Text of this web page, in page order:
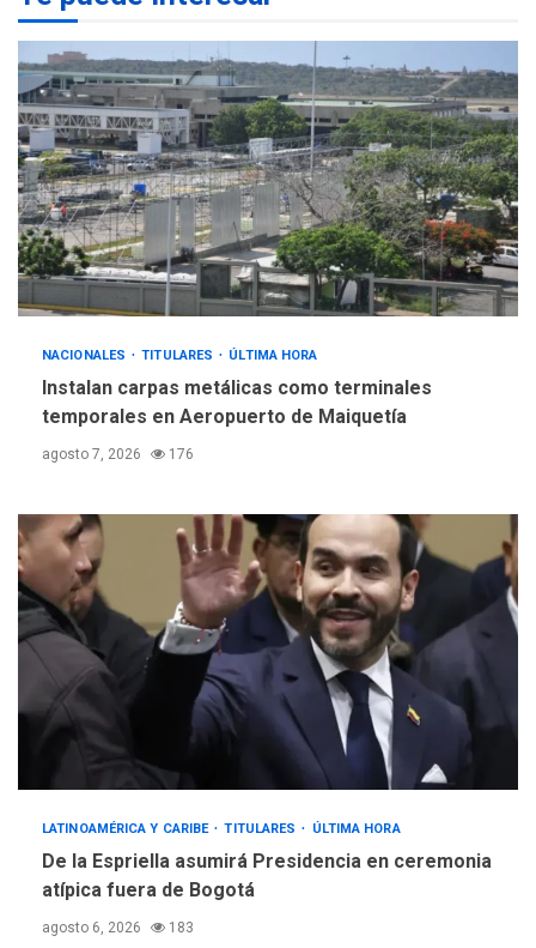
4
TITULARES
ÚLTIMA HORA
Gobierno y AN2015 en
nueva mesa de diálogo
INTERNACIONALES ÚLTIMA HORA
Hiroshima 81 años de la
debacle atómica. Japón
debate principios no
nucleares
NACIONALES TITULARES ÚLTIMA HORA
Instalan carpas metálicas como terminales
temporales en Aeropuerto de Maiquetía
agosto 7, 2026 176
LATINOAMÉRICA Y CARIBE TITULARES ÚLTIMA HORA
De la Espriella asumirá Presidencia en ceremonia
atípica fuera de Bogotá
agosto 6, 2026 183